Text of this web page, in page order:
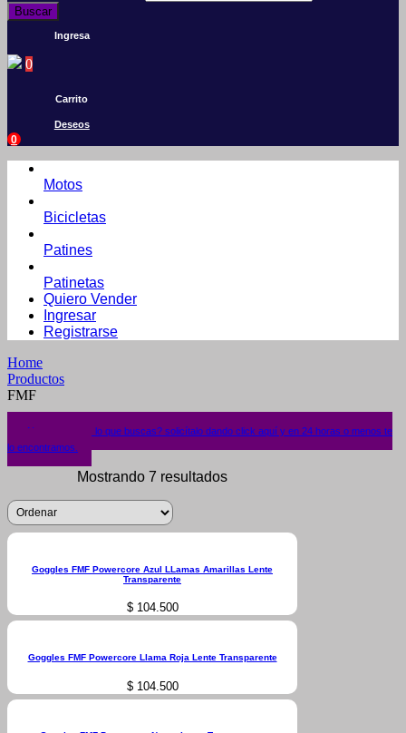
Buscar
Ingresa
0
Carrito
Deseos
0
Motos
Bicicletas
Patines
Patinetas
Quiero Vender
Ingresar
Registrarse
Home
Productos
FMF
¿No encuentras lo que buscas? solicítalo dando click aquí y en 24 horas o menos te
lo encontramos.
Mostrando 7 resultados
Goggles FMF Powercore Azul LLamas Amarillas Lente
Transparente
$104.500
Goggles FMF Powercore Llama Roja Lente Transparente
$104.500